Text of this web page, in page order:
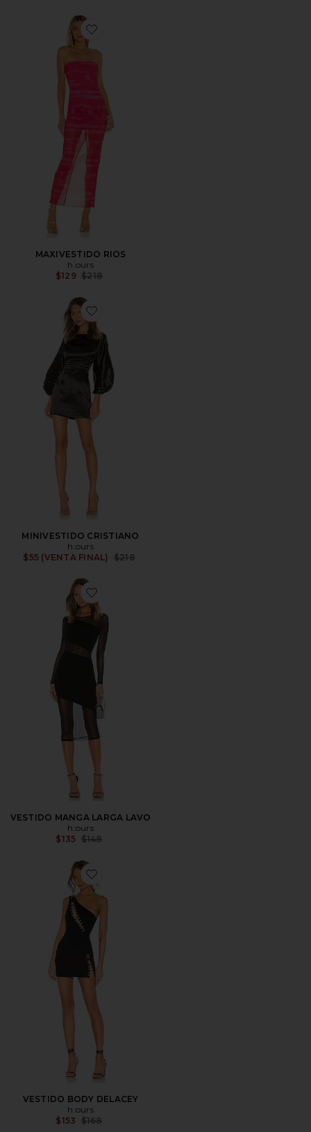
Favorite MAXIVESTIDO RIOS
MAXIVESTIDO RIOS
h:ours
$129 Previous price:
$218
Favorite MINIVESTIDO CRISTIANO
MINIVESTIDO CRISTIANO
h:ours
$55 (VENTA FINAL)
Previous price:
$218
Favorite VESTIDO MANGA LARGA LAVO
VESTIDO MANGA LARGA LAVO
h:ours
$135 Previous price:
$148
Favorite VESTIDO BODY DELACEY
VESTIDO BODY DELACEY
h:ours
$153 Previous price:
$168